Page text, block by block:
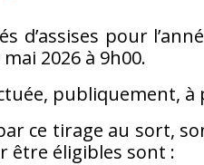
d’assises pour
2026 à 9h00.
publiquement,
ce tirage au sort,
être éligibles sont :